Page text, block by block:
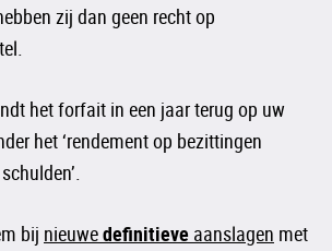
zij dan geen recht op
het forfait in een jaar terug op uw
het ‘rendement op bezittingen
bij nieuwedefinitieve aanslagen met